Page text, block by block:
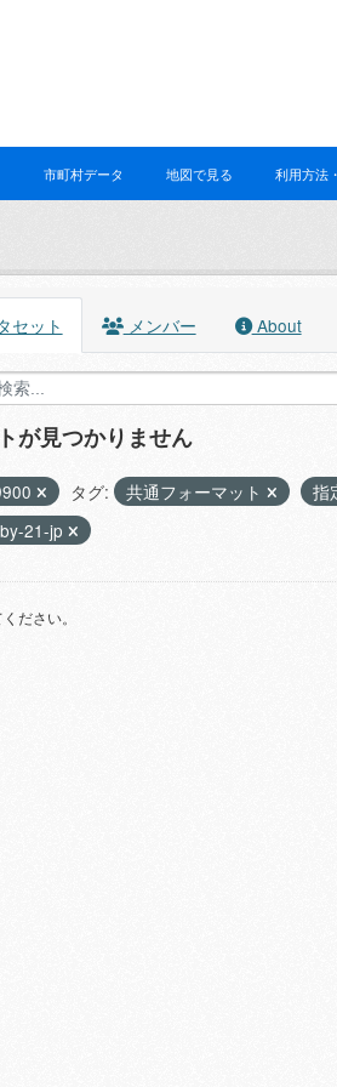
市町村データ 地図で見る 利用方法
セット メンバー About
が見つかりません
タグ: 共通フォーマット 指
21-jp
ださい。